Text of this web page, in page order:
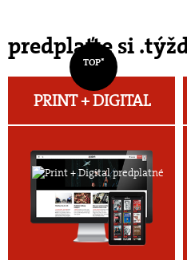
predplaťte si
TOP*
PRINT + DIGITAL